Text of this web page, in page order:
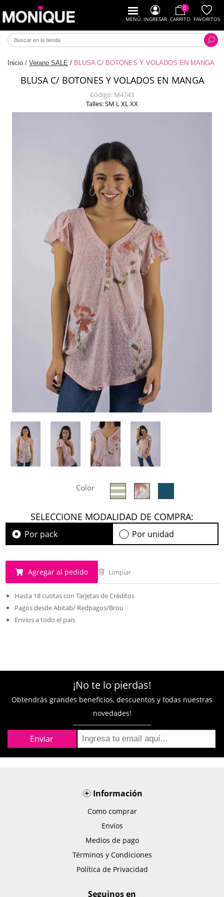
MENÚ INGRESAR
0
CARRITO FAVORITOS
Inicio / Verano SALE / BLUSA C/ BOTONES Y VOLADOS EN MANGA
BLUSA C/ BOTONES Y VOLADOS EN MANGA
Código: M4743
Talles: SM L XL XX
Color
SELECCIONE MODALIDAD DE COMPRA:
Por pack Por unidad
Agregar al pedido Limpiar
Hasta 18 cuotas con Tarjetas de Créditos
Pagos desde Abitab/ Redpagos/Brou
Envios a todo el pais
¡No te lo pierdas!
Obtendrás grandes beneficios, descuentos y todas nuestras
novedades!
+Información
Como comprar
Envíos
Medios de pago
Términos y Condiciones
Política de Privacidad
Seguinos en